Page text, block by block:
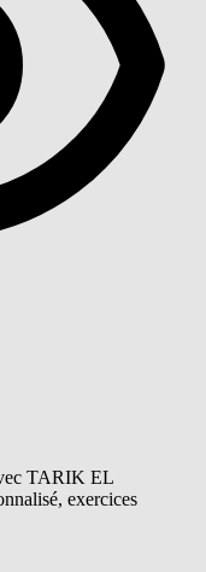
TARIK EL
exercices